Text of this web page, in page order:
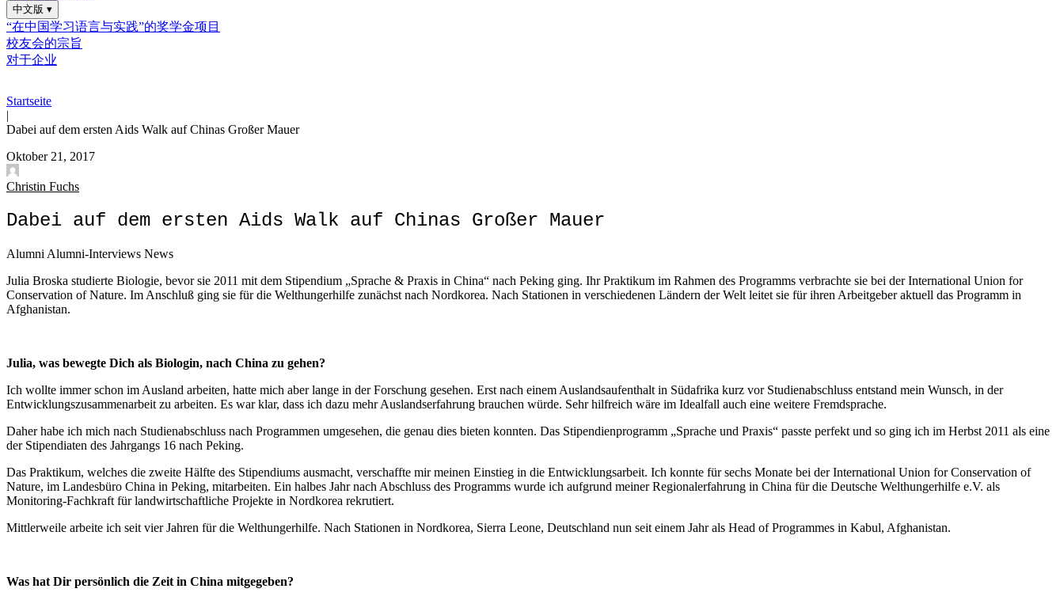
中文版 ▾
“在中国学习语言与实践”的奖学金项目
校友会的宗旨
对于企业
Startseite
|
Dabei auf dem ersten Aids Walk auf Chinas Großer Mauer
Oktober 21, 2017
Christin Fuchs
Dabei auf dem ersten Aids Walk auf Chinas Großer Mauer
Alumni Alumni-Interviews News
Julia Broska studierte Biologie, bevor sie 2011 mit dem Stipendium „Sprache & Praxis in China“ nach Peking ging. Ihr Praktikum im Rahmen des Programms verbrachte sie bei der International Union for
Conservation of Nature. Im Anschluß ging sie für die Welthungerhilfe zunächst nach Nordkorea. Nach Stationen in verschiedenen Ländern der Welt leitet sie für ihren Arbeitgeber aktuell das Programm in
Afghanistan.
Julia, was bewegte Dich als Biologin, nach China zu gehen?
Ich wollte immer schon im Ausland arbeiten, hatte mich aber lange in der Forschung gesehen. Erst nach einem Auslandsaufenthalt in Südafrika kurz vor Studienabschluss entstand mein Wunsch, in der
Entwicklungszusammenarbeit zu arbeiten. Es war klar, dass ich dazu mehr Auslandserfahrung brauchen würde. Sehr hilfreich wäre im Idealfall auch eine weitere Fremdsprache.
Daher habe ich mich nach Studienabschluss nach Programmen umgesehen, die genau dies bieten konnten. Das Stipendienprogramm „Sprache und Praxis“ passte perfekt und so ging ich im Herbst 2011 als eine
der Stipendiaten des Jahrgangs 16 nach Peking.
Das Praktikum, welches die zweite Hälfte des Stipendiums ausmacht, verschaffte mir meinen Einstieg in die Entwicklungsarbeit. Ich konnte für sechs Monate bei der International Union for Conservation of
Nature, im Landesbüro China in Peking, mitarbeiten. Ein halbes Jahr nach Abschluss des Programms wurde ich aufgrund meiner Regionalerfahrung in China für die Deutsche Welthungerhilfe e.V. als
Monitoring-Fachkraft für landwirtschaftliche Projekte in Nordkorea rekrutiert.
Mittlerweile arbeite ich seit vier Jahren für die Welthungerhilfe. Nach Stationen in Nordkorea, Sierra Leone, Deutschland nun seit einem Jahr als Head of Programmes in Kabul, Afghanistan.
Was hat Dir persönlich die Zeit in China mitgegeben?